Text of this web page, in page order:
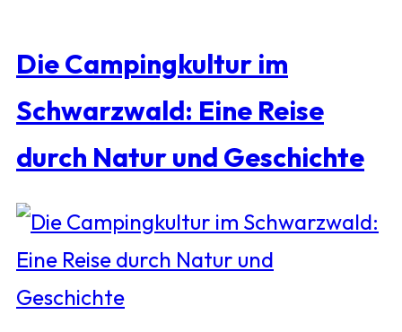
Die Campingkultur im
Schwarzwald: Eine Reise
durch Natur und Geschichte